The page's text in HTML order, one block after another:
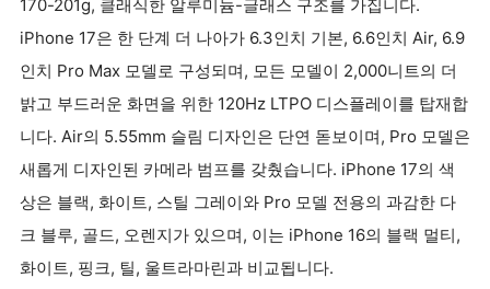
170-201g, 클래식한 알루미늄-글래스 구조를 가집니다.
iPhone 17은 한 단계 더 나아가 6.3인치 기본, 6.6인치 Air, 6.9
인치 Pro Max 모델로 구성되며, 모든 모델이 2,000니트의 더
밝고 부드러운 화면을 위한 120Hz LTPO 디스플레이를 탑재합
니다. Air의 5.55mm 슬림 디자인은 단연 돋보이며, Pro 모델은
새롭게 디자인된 카메라 범프를 갖췄습니다. iPhone 17의 색
상은 블랙, 화이트, 스틸 그레이와 Pro 모델 전용의 과감한 다
크 블루, 골드, 오렌지가 있으며, 이는 iPhone 16의 블랙 멀티,
화이트, 핑크, 틸, 울트라마린과 비교됩니다.